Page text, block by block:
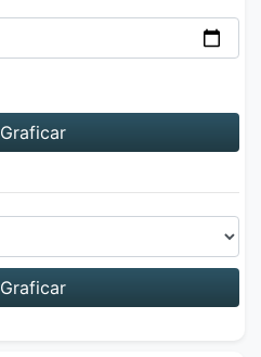
Graficar
Graficar